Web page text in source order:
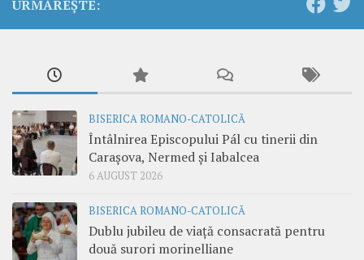
URMĂREȘTE:
BISERICA ROMANO-CATOLICĂ
Întâlnirea Episcopului Pál cu tinerii din
Carașova, Nermed și Iabalcea
6 AUGUST 2026
BISERICA ROMANO-CATOLICĂ
Dublu jubileu de viață consacrată pentru
două surori morinelliane